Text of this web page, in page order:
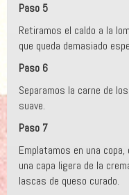
Paso 5
Retiramos el caldo a la
que queda demasiado
Paso 6
Separamos la carne de
suave.
Paso 7
Emplatamos en una
una capa ligera de la
lascas de queso curado.